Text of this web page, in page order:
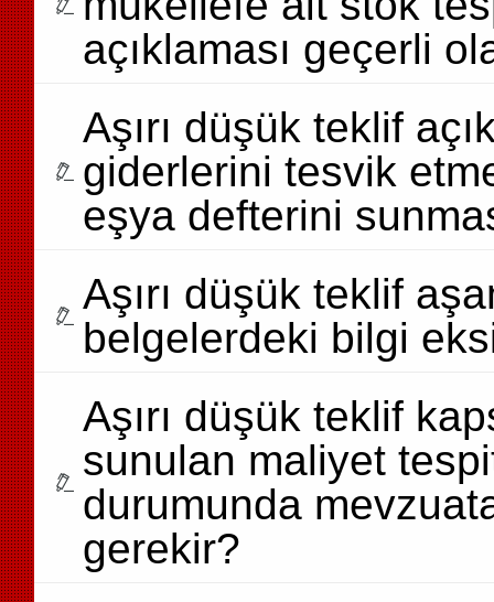
açıklaması geçerli
Aşırı düşük teklif
giderlerini tesvik
eşya defterini
Aşırı düşük teklif
belgelerdeki bilgi
Aşırı düşük teklif
sunulan maliyet
durumunda
gerekir?